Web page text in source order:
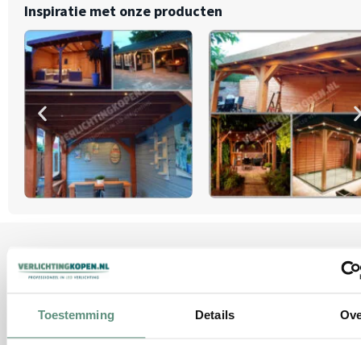
Toestemming Details
Inspiratie met onze producten
Kunnen wij u helpen?
Bel met onze klantenservice:
+31641931129
Ma-di-wo-do-vr 09.00-16:30